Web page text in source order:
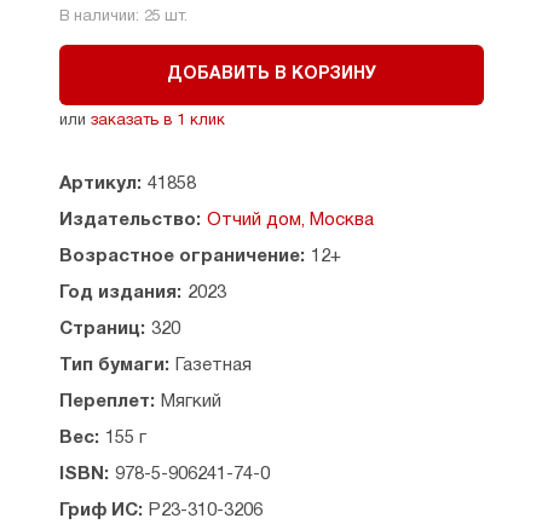
Псалтирь — 9
О Псалтири — 289
Указатель псалмов, читаемых в различных
О чтении Псалтири по усопшим — 299
В наличии: 25 шт.
ДОБАВИТЬ В КОРЗИНУ
или заказать в 1 клик
Артикул: 41858
Издательство: Отчий дом, Москва
Возрастное ограничение: 12+
Год издания: 2023
Страниц: 320
Тип бумаги: Газетная
Переплет: Мягкий
Вес: 155 г
ISBN: 978-5-906241-74-0
Гриф ИС: Р23-310-3206